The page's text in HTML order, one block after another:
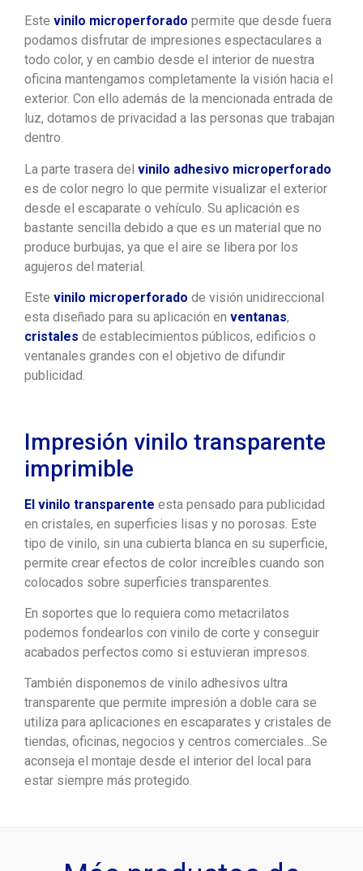
Este vinilo microperforado permite que desde fuera
podamos disfrutar de impresiones espectaculares a
todo color, y en cambio desde el interior de nuestra
oficina mantengamos completamente la visión hacia el
exterior. Con ello además de la mencionada entrada de
luz, dotamos de privacidad a las personas que trabajan
dentro.
La parte trasera del vinilo adhesivo microperforado
es de color negro lo que permite visualizar el exterior
desde el escaparate o vehículo. Su aplicación es
bastante sencilla debido a que es un material que no
produce burbujas, ya que el aire se libera por los
agujeros del material.
Este vinilo microperforado de visión unidireccional
esta diseñado para su aplicación en ventanas,
cristales de establecimientos públicos, edificios o
ventanales grandes con el objetivo de difundir
publicidad.
Impresión vinilo transparente
imprimible
El vinilo transparente esta pensado para publicidad
en cristales, en superficies lisas y no porosas. Este
tipo de vinilo, sin una cubierta blanca en su superficie,
permite crear efectos de color increíbles cuando son
colocados sobre superficies transparentes.
En soportes que lo requiera como metacrilatos
podemos fondearlos con vinilo de corte y conseguir
acabados perfectos como si estuvieran impresos.
También disponemos de vinilo adhesivos ultra
transparente que permite impresión a doble cara se
utiliza para aplicaciones en escaparates y cristales de
tiendas, oficinas, negocios y centros comerciales…Se
aconseja el montaje desde el interior del local para
estar siempre más protegido.